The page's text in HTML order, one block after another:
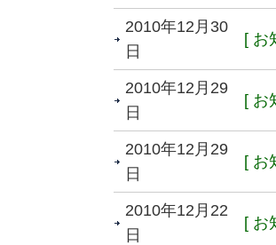
2010年12月30
日
[ お
2010年12月29
日
[ お
2010年12月29
日
[ お
2010年12月22
日
[ お